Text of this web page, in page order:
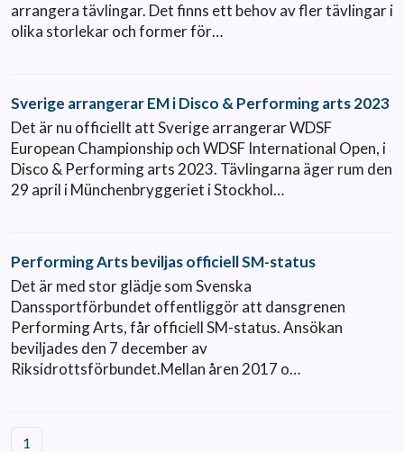
arrangera tävlingar. Det finns ett behov av fler tävlingar i
olika storlekar och former för…
Sverige arrangerar EM i Disco & Performing arts 2023
Det är nu officiellt att Sverige arrangerar WDSF
European Championship och WDSF International Open, i
Disco & Performing arts 2023. Tävlingarna äger rum den
29 april i Münchenbryggeriet i Stockhol…
Performing Arts beviljas officiell SM-status
Det är med stor glädje som Svenska
Danssportförbundet offentliggör att dansgrenen
Performing Arts, får officiell SM-status. Ansökan
beviljades den 7 december av
Riksidrottsförbundet.Mellan åren 2017 o…
1